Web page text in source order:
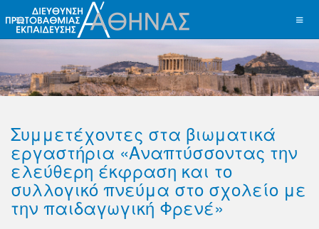
Συμμετέχοντες στα βιωματικά
εργαστήρια «Αναπτύσσοντας την
ελεύθερη έκφραση και το
συλλογικό πνεύμα στο σχολείο με
την παιδαγωγική Φρενέ»